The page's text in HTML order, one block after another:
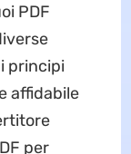
PDF
principi
affidabile
per